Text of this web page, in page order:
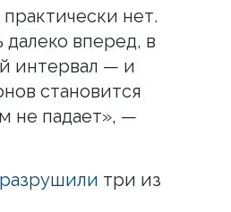
нет.
вперед, в
интервал — и
становится
не падает», —
разрушили три из